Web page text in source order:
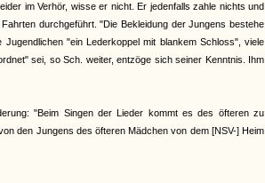
im Verhör, wisse er nicht. Er jedenfalls zahle nichts und
durchgeführt. "Die Bekleidung der Jungens bestehe
"ein Lederkoppel mit blankem Schloss", viele
sei, so Sch. weiter, entzöge sich seiner Kenntnis. Ihm
"Beim Singen der Lieder kommt es des öfteren zu
den Jungens des öfteren Mädchen von dem [NSV-] Heim